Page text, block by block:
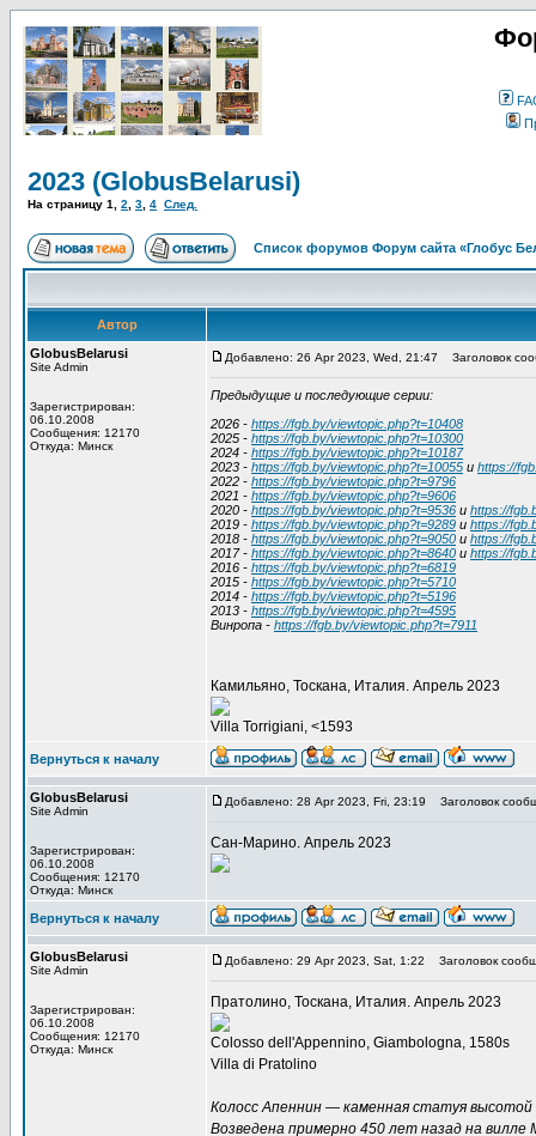
2023 (GlobusBelarusi)
На страницу 1 2 3 4 След.
Список форумов Форум сайта «Глобус
Автор
GlobusBelarusi
Site Admin
Зарегистрирован:
06.10.2008
Сообщения: 12170
Откуда: Минск
Добавлено: 26 Apr 2023, Wed, 21:47 Заголовок
Предыдущие и последующие серии:
2026 - https://fgb.by/viewtopic.php?t=10408
2025 - https://fgb.by/viewtopic.php?t=10300
2024 - https://fgb.by/viewtopic.php?t=10187
2023 - https://fgb.by/viewtopic.php?t=10055 и https://
2022 - https://fgb.by/viewtopic.php?t=9796
2021 - https://fgb.by/viewtopic.php?t=9606
2020 - https://fgb.by/viewtopic.php?t=9536 и https://
2019 - https://fgb.by/viewtopic.php?t=9289 и https://
2018 - https://fgb.by/viewtopic.php?t=9050 и https://
2017 - https://fgb.by/viewtopic.php?t=8640 и https://
2016 - https://fgb.by/viewtopic.php?t=6819
2015 - https://fgb.by/viewtopic.php?t=5710
2014 - https://fgb.by/viewtopic.php?t=5196
2013 - https://fgb.by/viewtopic.php?t=4595
Винропа - https://fgb.by/viewtopic.php?t=7911
Камильяно, Тоскана, Италия. Апрель 2023
Villa Torrigiani, <1593
Вернуться к началу
GlobusBelarusi
Site Admin
Зарегистрирован:
06.10.2008
Сообщения: 12170
Откуда: Минск
Добавлено: 28 Apr 2023, Fri, 23:19 Заголовок
Сан-Марино. Апрель 2023
Вернуться к началу
GlobusBelarusi
Site Admin
Зарегистрирован:
06.10.2008
Сообщения: 12170
Откуда: Минск
Добавлено: 29 Apr 2023, Sat, 1:22 Заголовок
Пратолино, Тоскана, Италия. Апрель 2023
Colosso dell'Appennino, Giambologna, 1580s
Villa di Pratolino
Колосс Апеннин — каменная статуя
Возведена примерно 450 лет назад на